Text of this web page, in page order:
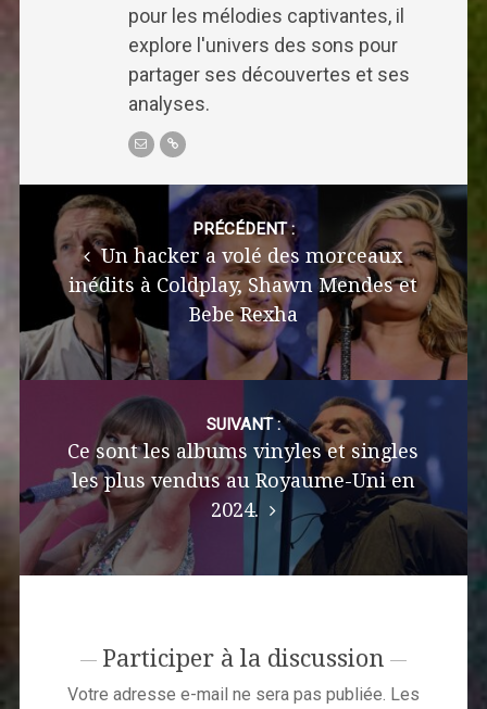
pour les mélodies captivantes, il
explore l'univers des sons pour
partager ses découvertes et ses
analyses.
Post
navigation
PRÉCÉDENT :
Un hacker a volé des morceaux
inédits à Coldplay, Shawn Mendes et
Bebe Rexha
SUIVANT :
Ce sont les albums vinyles et singles
les plus vendus au Royaume-Uni en
2024.
Participer à la discussion
Votre adresse e-mail ne sera pas publiée. Les